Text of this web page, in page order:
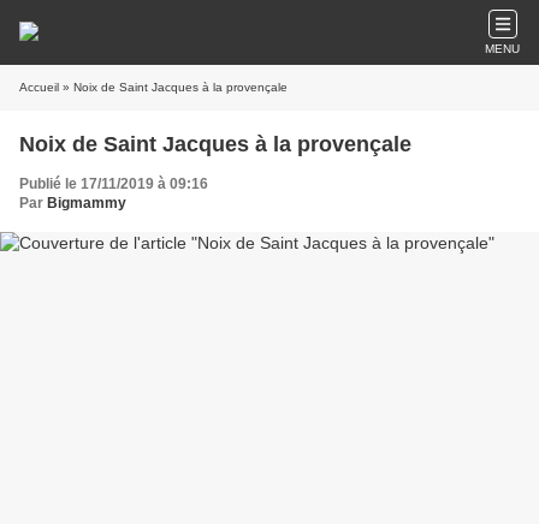
MENU
Accueil » Noix de Saint Jacques à la provençale
Noix de Saint Jacques à la provençale
Publié le 17/11/2019 à 09:16
Par Bigmammy